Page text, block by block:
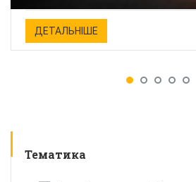
ДЕТАЛЬНІШЕ
Тематика